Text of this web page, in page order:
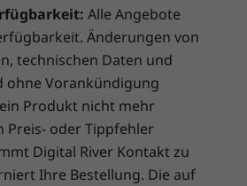
variieren und geringer ausfallen, als erwartet.
je nach Region/Modell variieren.
PC auf Kommando. Gepaart
Performancekönnen Sie sich auf
Leistungsschub für Ihren PC gefasst
Sie von einem reibungslosen
stärken Sie Ihre Gefahrenabwehr.
der PC-Sicherheit für Ihr neues
Alle Angebote
Änderungen von
technischen Daten und
ohne Vorankündigung
Produkt nicht mehr
oder Tippfehler
Digital River Kontakt zu
Ihre Bestellung. Die auf